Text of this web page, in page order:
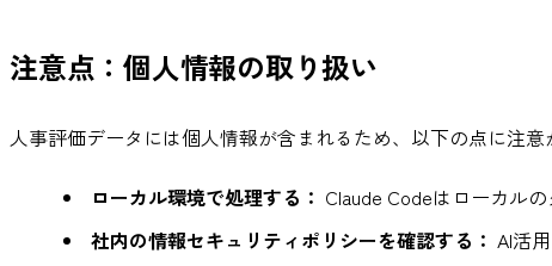
注意点：個人情報の取り扱い
人事評価データには個人情報が含まれるため、以下の点に注意
ローカル環境で処理する： Claude Codeはローカル
社内の情報セキュリティポリシーを確認する： AI活